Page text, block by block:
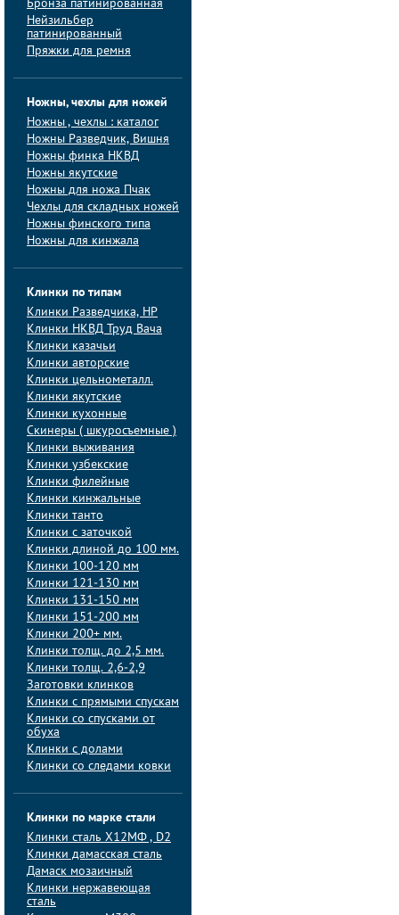
Бронза патинированная
Нейзильбер
патинированный
Пряжки для ремня
Ножны, чехлы для ножей
Ножны , чехлы : каталог
Ножны Разведчик, Вишня
Ножны финка НКВД
Ножны якутские
Ножны для ножа Пчак
Чехлы для складных ножей
Ножны финского типа
Ножны для кинжала
Клинки по типам
Клинки Pазведчика, НP
Клинки НКВД Труд Вача
Клинки казачьи
Клинки авторские
Клинки цельнометалл.
Клинки якутские
Клинки кухонные
Скинеры ( шкуросъемные )
Клинки выживания
Клинки узбекские
Клинки филейные
Клинки кинжальные
Клинки танто
Клинки с заточкой
Клинки длиной до 100 мм.
Клинки 100-120 мм
Клинки 121-130 мм
Клинки 131-150 мм
Клинки 151-200 мм
Клинки 200+ мм.
Клинки толщ. до 2,5 мм.
Клинки толщ. 2,6-2,9
Заготовки клинков
Клинки с прямыми спускам
Клинки со спусками от
обуха
Клинки с долами
Клинки со следами ковки
Клинки по марке стали
Клинки сталь Х12МФ , D2
Клинки дамасская сталь
Дамаск мозаичный
Клинки нержавеющая
сталь